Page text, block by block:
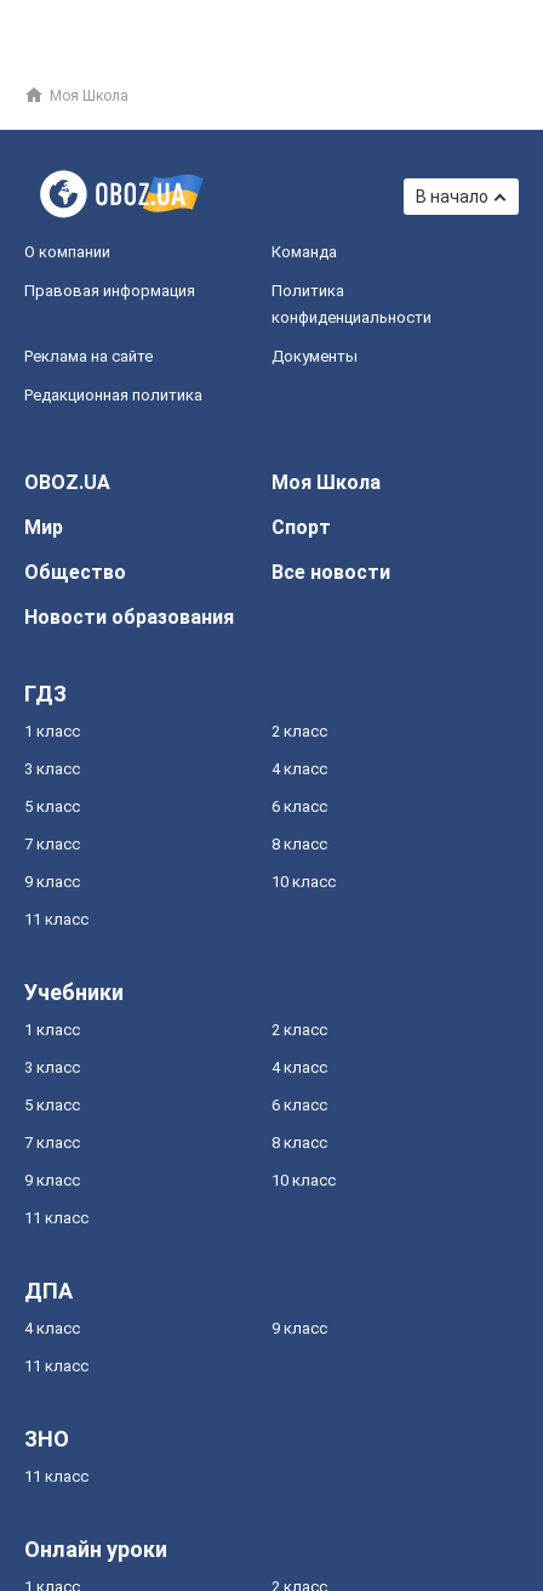
Моя Школа
В начало
О компании Команда
Правовая информация
Политика
конфиденциальности
Реклама на сайте Документы
Редакционная политика
OBOZ.UA
Моя Школа
Мир
Спорт
Общество
Все новости
Новости образования
ГДЗ
1 класс 2 класс
3 класс 4 класс
5 класс 6 класс
7 класс 8 класс
9 класс 10 класс
11 класс
Учебники
1 класс 2 класс
3 класс 4 класс
5 класс 6 класс
7 класс 8 класс
9 класс 10 класс
11 класс
ДПА
4 класс 9 класс
11 класс
ЗНО
11 класс
Онлайн уроки
1 класс 2 класс